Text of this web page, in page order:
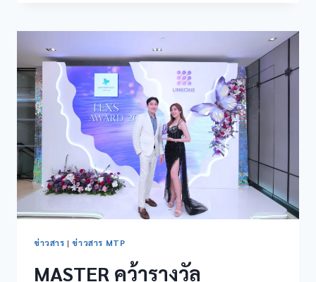
ข่าวสาร |ข่าวสาร MTP
MASTER คว้ารางวัล